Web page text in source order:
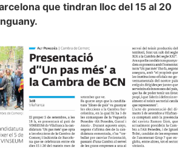
que tindran lloc del 15 al 20